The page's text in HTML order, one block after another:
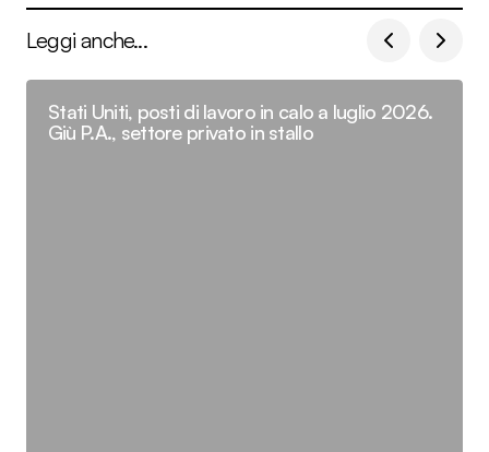
Leggi anche...
Stati Uniti, posti di lavoro in calo a luglio 2026.
Giù P.A., settore privato in stallo